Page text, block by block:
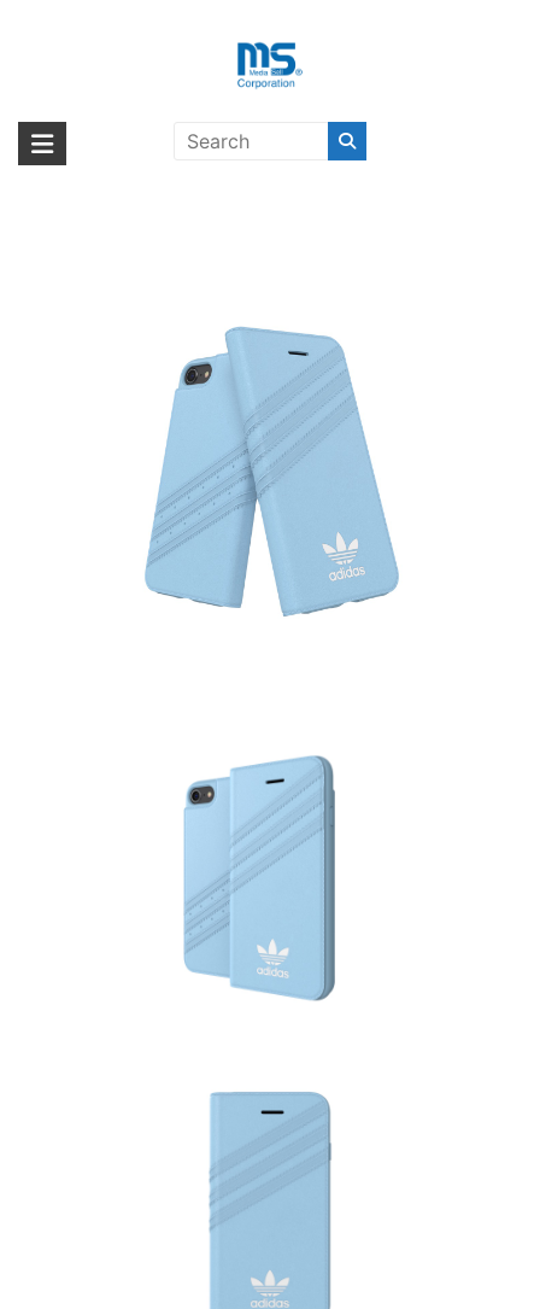
海外輸入ブランド商品｜株式会社
海外事業部が取り揃えている海外輸入商品には、日本では珍しい「海外ブ
ランド」をはじめ「ユニークな商品」「機能的な商品」「コストパフォー
GAZELLE iPhone 8 Blue〔アディ